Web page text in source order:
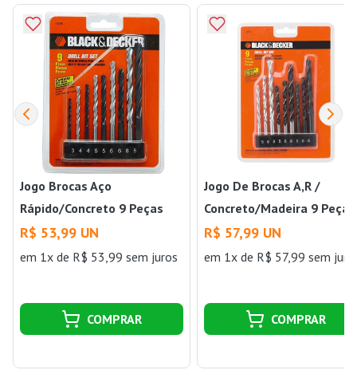
Jogo Brocas Aço
Rápido/Concreto 9 Peças
Black & Decker
R$ 53,99 UN
em 1x de R$ 53,99 sem juros
COMPRAR
Jogo De Brocas A,R /
Concreto/Madeira 9 Peças
Black e Decker
R$ 57,99 UN
em 1x de R$ 57,99 sem
COMPRAR